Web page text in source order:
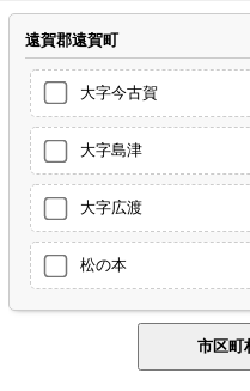
遠賀郡遠賀町
大字今古賀
大字島津
大字広渡
松の本